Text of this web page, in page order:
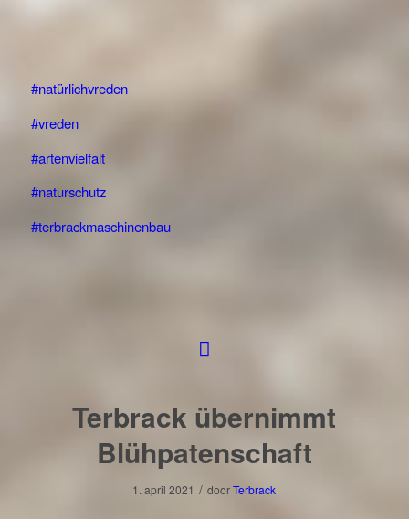
#natürlichvreden
#vreden
#artenvielfalt
#naturschutz
#terbrackmaschinenbau
Terbrack übernimmt
Blühpatenschaft
1. april 2021 / doorTerbrack